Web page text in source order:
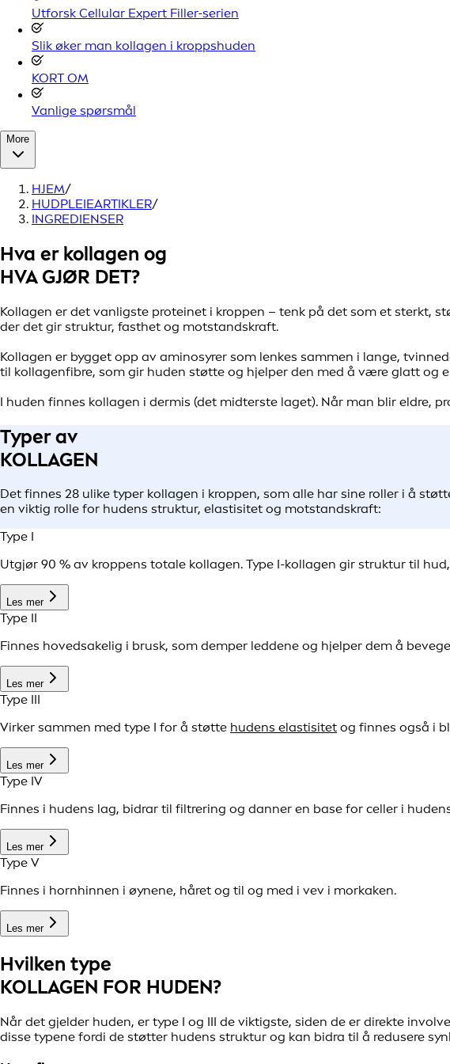
Utforsk Cellular Expert Filler-serien
Slik øker man kollagen i kroppshuden
KORT OM
Vanlige spørsmål
More
HJEM/
HUDPLEIEARTIKLER/
INGREDIENSER
Hva er kollagen og
HVA GJØR DET?
Kollagen er det vanligste proteinet i kroppen – tenk på det som et sterkt,
der det gir struktur, fasthet og motstandskraft.
Kollagen er bygget opp av aminosyrer som lenkes sammen i lange,
til kollagenfibre, som gir huden støtte og hjelper den med å være glatt og
I huden finnes kollagen i dermis (det midterste laget). Når man blir eldre,
Typer av
KOLLAGEN
Det finnes 28 ulike typer kollagen i kroppen, som alle har sine roller i å
en viktig rolle for hudens struktur, elastisitet og motstandskraft:
Type I
Utgjør 90 % av kroppens totale kollagen. Type I-kollagen gir struktur til
Les mer
Type II
Finnes hovedsakelig i brusk, som demper leddene og hjelper dem å
Les mer
Type III
Virker sammen med type I for å støtte hudens elastisitet og finnes også i
Les mer
Type IV
Finnes i hudens lag, bidrar til filtrering og danner en base for celler i
Les mer
Type V
Finnes i hornhinnen i øynene, håret og til og med i vev i morkaken.
Les mer
Hvilken type
KOLLAGEN FOR HUDEN?
Når det gjelder huden, er type I og III de viktigste, siden de er direkte
disse typene fordi de støtter hudens struktur og kan bidra til å redusere